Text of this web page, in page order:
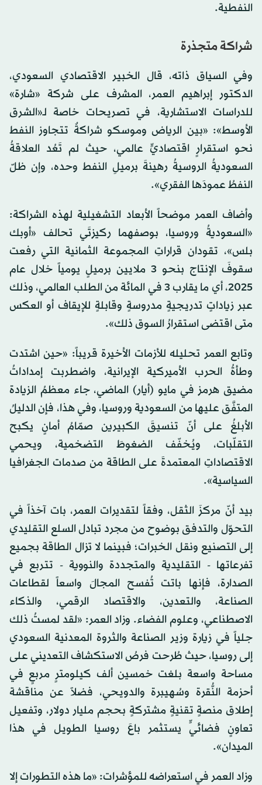
النفطية.
شراكة متجذرة
وفي السياق ذاته، قال الخبير الاقتصادي السعودي،
الدكتور إبراهيم العمر، المشرف على شركة «شارة»
للدراسات الاستشارية، في تصريحات خاصة لـ«الشرق
الأوسط»: «بين الرياض وموسكو شراكةٌ تتجاوز النفط
نحو استقرارٍ اقتصاديٍّ عالمي، حيث لم تَعُد العلاقةُ
السعوديةُ الروسيةُ رهينةَ برميلِ النفط وحده، وإن ظلّ
النفطُ عمودَها الفقري».
وأضاف العمر موضحاً الأبعاد التشغيلية لهذه الشراكة:
«السعوديةُ وروسيا، بوصفهما ركيزتَي تحالف «أوبك
بلس»، تقودان قراراتِ المجموعة الثمانية التي رفعت
سقوفَ الإنتاج بنحو 3 ملايين برميلٍ يومياً خلال عام
2025، أي ما يقارب 3 في المائة من الطلب العالمي، وذلك
عبر زياداتٍ تدريجيةٍ مدروسةٍ وقابلةٍ للإيقاف أو العكس
متى اقتضى استقرارُ السوق ذلك».
وتابع العمر تحليله للأزمات الأخيرة قريباً: «حين اشتدت
وطأةُ الحرب الأميركية الإيرانية، واضطربت إمداداتُ
مضيق هرمز في مايو (أيار) الماضي، جاء معظمُ الزيادة
المتفَّق عليها من السعودية وروسيا، وفي هذا، فإن الدليلُ
الأبلغُ على أنّ تنسيقَ الكبيرين صمّامُ أمانٍ يكبح
التقلّبات، ويُخفّف الضغوطَ التضخمية، ويحمي
الاقتصاداتِ المعتمدةَ على الطاقة من صدمات الجغرافيا
السياسية».
بيد أنّ مركزَ الثقل، وفقاً لتقديرات العمر، بات آخذاً في
التحوّل والتدفق بوضوح من مجرد تبادل السلع التقليدي
إلى التصنيع ونقل الخبرات؛ فبينما لا تزال الطاقة بجميع
تفرعاتها - التقليدية والمتجددة والنووية - تتربع في
الصدارة، فإنها باتت تُفسح المجالَ واسعاً لقطاعات
الصناعة، والتعدين، والاقتصاد الرقمي، والذكاء
الاصطناعي، وعلوم الفضاء. وزاد العمر: «لقد لمستُ ذلك
جلياً في زيارة وزير الصناعة والثروة المعدنية السعودي
إلى روسيا، حيث طُرحت فرصُ الاستكشاف التعديني على
مساحة واسعة بلغت خمسين ألف كيلومترٍ مربعٍ في
أحزمة النُّقرة وسُهيبرة والدويحي، فضلاً عن مناقشة
إطلاق منصةٍ تقنيةٍ مشتركةٍ بحجم مليار دولار، وتفعيل
تعاونٍ فضائيٍّ يستثمر باعَ روسيا الطويل في هذا
الميدان».
وزاد العمر في استعراضه للمؤشرات: «ما هذه التطورات إلا